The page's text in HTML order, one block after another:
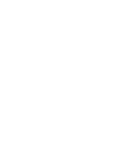
مهم في الفترة
هذا العالم ضمن
العالم يحكمه